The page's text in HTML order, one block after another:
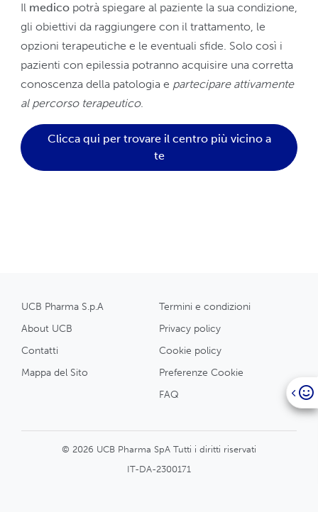
Il medico potrà spiegare al paziente la sua condizione,
gli obiettivi da raggiungere con il trattamento, le
opzioni terapeutiche e le eventuali sfide. Solo così i
pazienti con epilessia potranno acquisire una corretta
conoscenza della patologia e partecipare attivamente
al percorso terapeutico.
Clicca qui per trovare il centro più vicino a
te
UCB Pharma S.p.A
About UCB
Contatti
Mappa del Sito
Termini e condizioni
Privacy policy
Cookie policy
Preferenze Cookie
FAQ
© 2026 UCB Pharma SpA Tutti i diritti riservati
IT-DA-2300171